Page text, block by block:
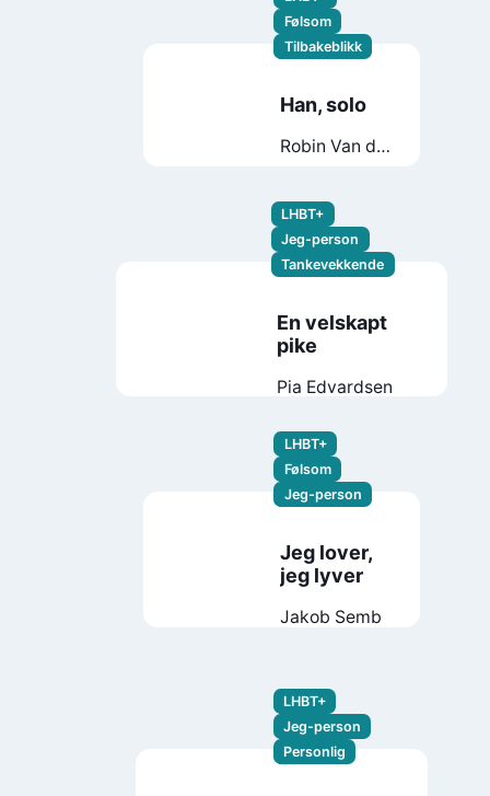
Følsom
Tilbakeblikk
Han, solo
Robin Van de
LHBT+
Jeg-person
Tankevekkende
En velskapt
pike
Pia Edvardsen
LHBT+
Følsom
Jeg-person
Jeg lover,
jeg lyver
Jakob Semb
LHBT+
Jeg-person
Personlig